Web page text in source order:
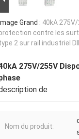
Image Grand : 40kA
contre les
2 sur rail industriel
275V/255V
de
Nom du produit: